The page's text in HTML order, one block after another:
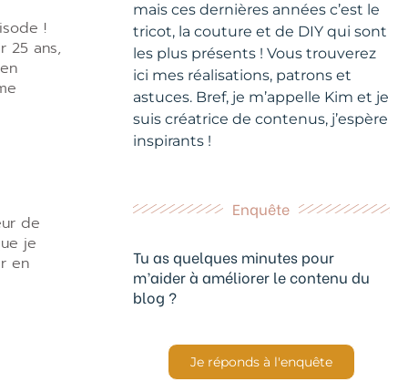
!
25 ans,
de
je
en
mais ces dernières années c’est le
tricot, la couture et de DIY qui sont
les plus présents ! Vous trouverez
ici mes réalisations, patrons et
astuces. Bref, je m’appelle Kim et je
suis créatrice de contenus, j’espère
inspirants !
Enquête
Tu as quelques minutes pour
m’aider à améliorer le contenu du
blog ?
Je réponds à l'enquête